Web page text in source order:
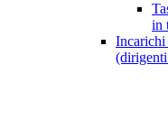
in
Incarichi